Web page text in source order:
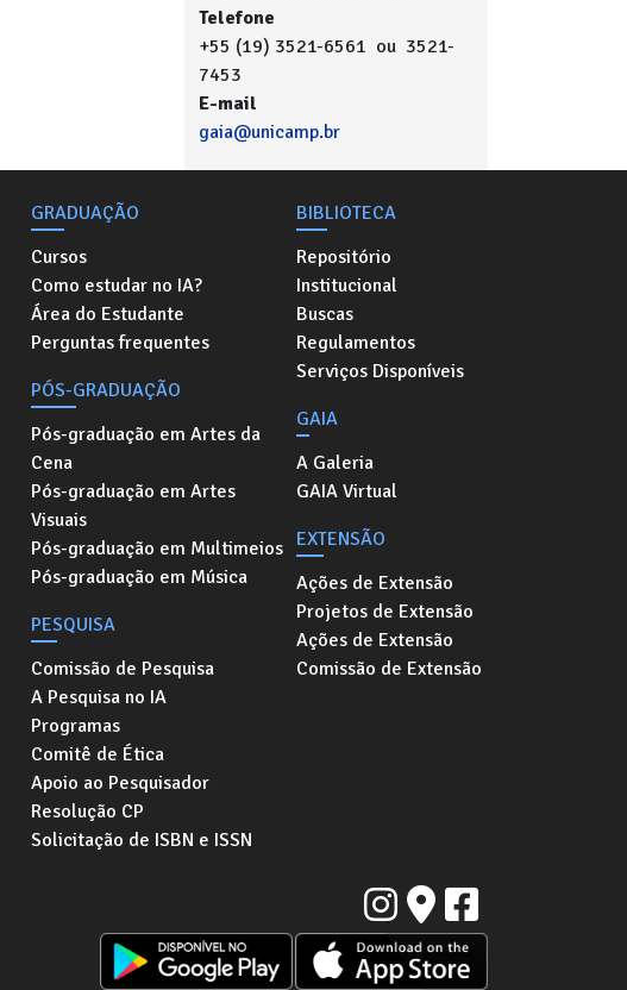
Telefone
+55 (19) 3521-6561 ou 3521-
7453
E-mail
gaia@unicamp.br
GRADUAÇÃO
Cursos
Como estudar no IA?
Área do Estudante
Perguntas frequentes
PÓS-GRADUAÇÃO
Pós-graduação em Artes da
Cena
Pós-graduação em Artes
Visuais
Pós-graduação em Multimeios
Pós-graduação em Música
PESQUISA
Comissão de Pesquisa
A Pesquisa no IA
Programas
Comitê de Ética
Apoio ao Pesquisador
Resolução CP
Solicitação de ISBN e ISSN
BIBLIOTECA
Repositório
Institucional
Buscas
Regulamentos
Serviços Disponíveis
GAIA
A Galeria
GAIA Virtual
EXTENSÃO
Ações de Extensão
Projetos de Extensão
Ações de Extensão
Comissão de Extensão